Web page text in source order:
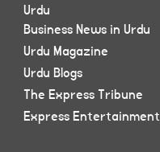
Urdu
Business News in Urdu
Urdu Magazine
Urdu Blogs
The Express Tribune
Express Entertainment